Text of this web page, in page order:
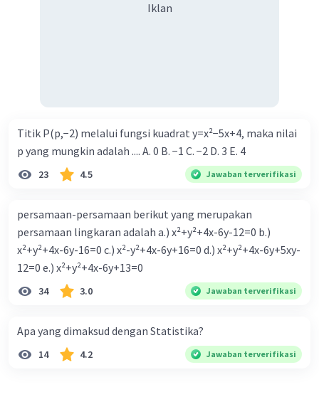
Iklan
Titik P(p,−2) melalui fungsi kuadrat y=x²−5x+4, maka nilai
p yang mungkin adalah .... A. 0 B. −1 C. −2 D. 3 E. 4
23 4.5 Jawaban terverifikasi
persamaan-persamaan berikut yang merupakan
persamaan lingkaran adalah a.) x²+y²+4x-6y-12=0 b.)
x²+y²+4x-6y-16=0 c.) x²-y²+4x-6y+16=0 d.) x²+y²+4x-6y+5xy-
12=0 e.) x²+y²+4x-6y+13=0
34 3.0 Jawaban terverifikasi
Apa yang dimaksud dengan Statistika?
14 4.2 Jawaban terverifikasi